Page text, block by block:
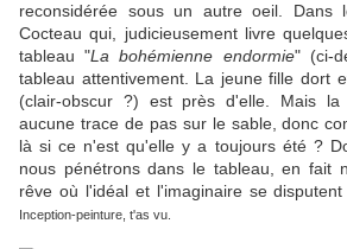
reconsidérée sous un autre oeil. Dans
Cocteau qui, judicieusement livre
tableau "La bohémienne endormie" (ci-
tableau attentivement. La jeune fille dort
(clair-obscur ?) est près d'elle. Mais
aucune trace de pas sur le sable, donc
là si ce n'est qu'elle y a toujours été ?
nous pénétrons dans le tableau, en fait
rêve où l'idéal et l'imaginaire se
Inception-peinture, t'as vu.